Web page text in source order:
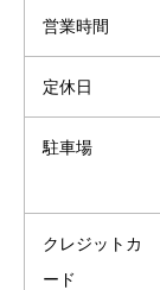
営業時間
定休日
駐車場
クレジットカ
ード